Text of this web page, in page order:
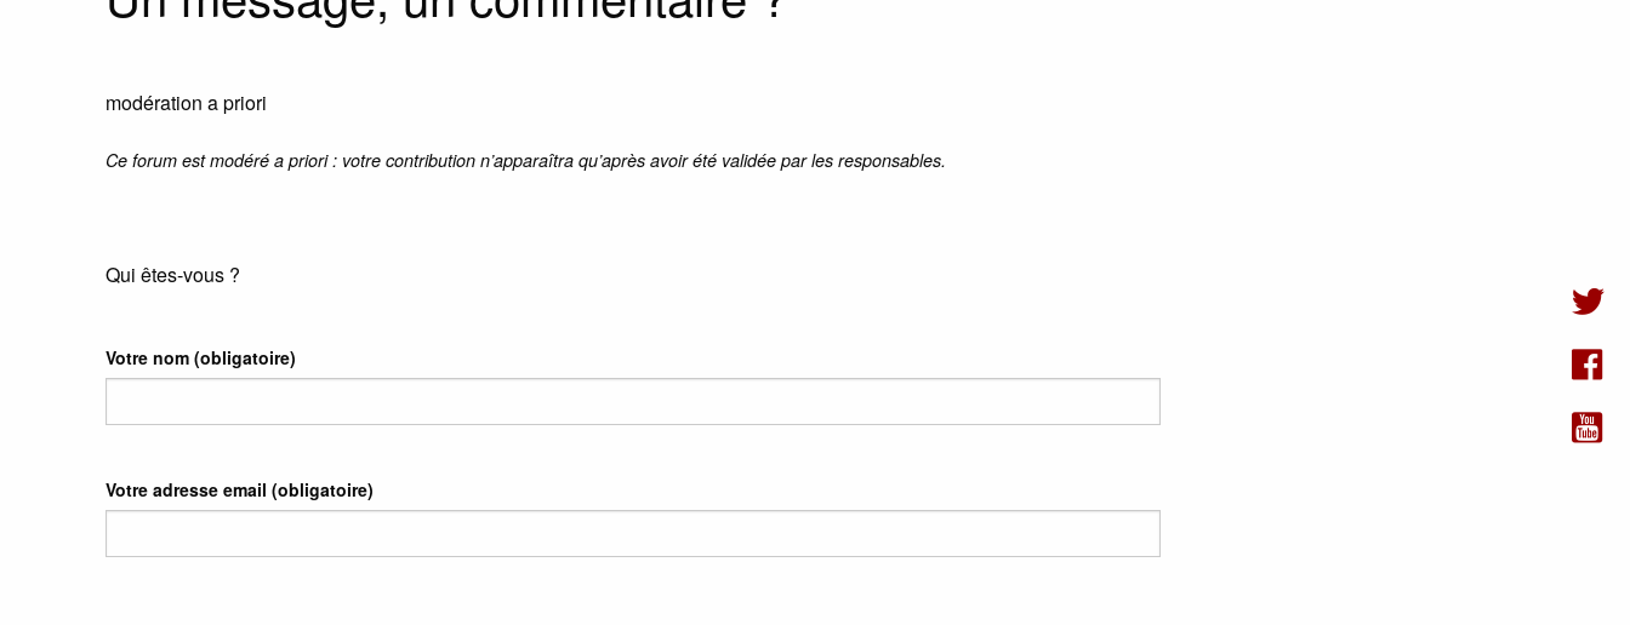
modération a priori
Ce forum est modéré a priori : votre contribution n’apparaîtra qu’après avoir été validée par les responsables.
Qui êtes-vous ?
Votre nom (obligatoire)
Votre adresse email (obligatoire)